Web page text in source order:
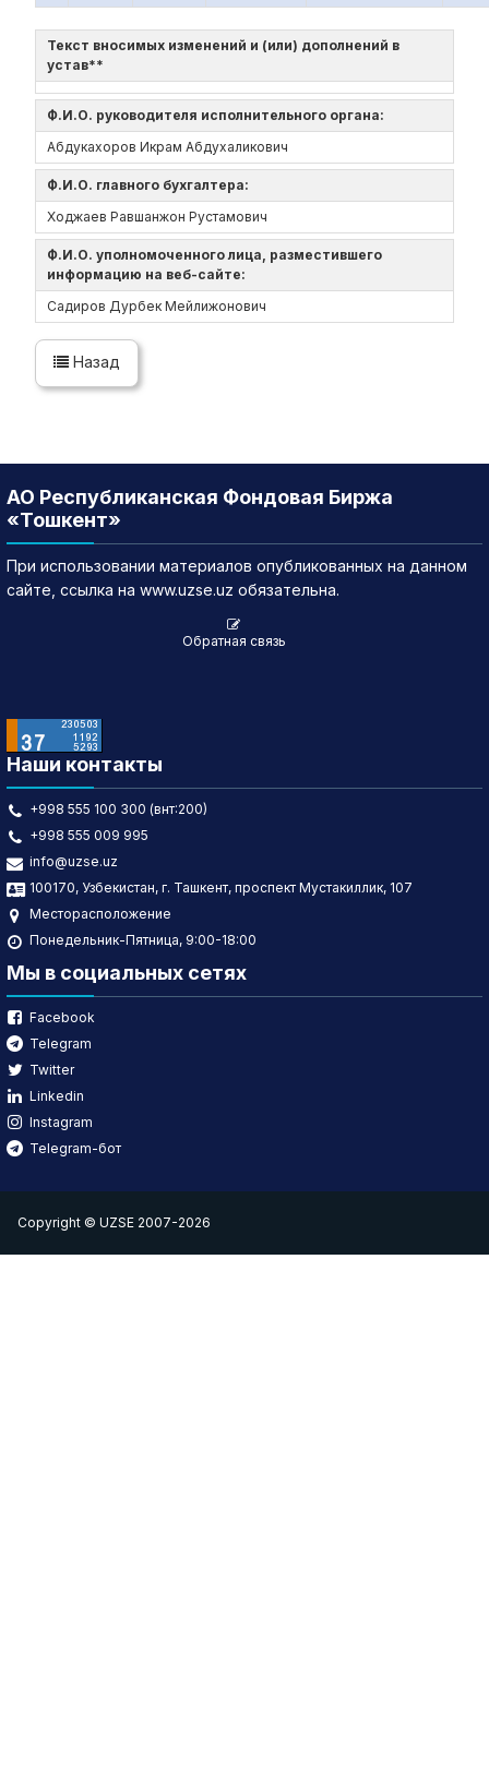
Текст вносимых изменений и (или) дополнений в
устав**
Ф.И.О. руководителя исполнительного органа:
Абдукахоров Икрам Абдухаликович
Ф.И.О. главного бухгалтера:
Ходжаев Равшанжон Рустамович
Ф.И.О. уполномоченного лица, разместившего
информацию на веб-сайте:
Садиров Дурбек Мейлижонович
Назад
АО Республиканская Фондовая Биржа
«Тошкент»
При использовании материалов опубликованных на данном
сайте, ссылка на www.uzse.uz обязательна.
Обратная связь
Наши контакты
+998 555 100 300 (внт:200)
+998 555 009 995
info@uzse.uz
100170, Узбекистан, г. Ташкент, проспект Мустакиллик, 107
Месторасположение
Понедельник-Пятница, 9:00-18:00
Мы в социальных сетях
Facebook
Telegram
Twitter
Linkedin
Instagram
Telegram-бот
Copyright © UZSE 2007-2026